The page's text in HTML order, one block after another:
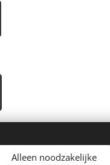
Alleen noodzakelijke